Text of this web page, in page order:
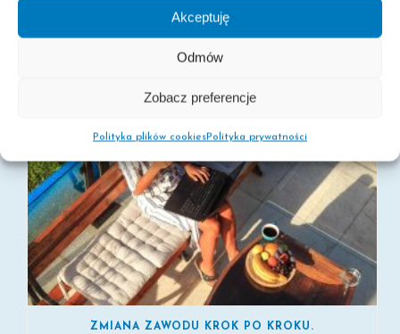
Akceptuję
Odmów
Zobacz preferencje
Polityka plików cookiesPolityka prywatności
ZMIANA ZAWODU KROK PO KROKU.